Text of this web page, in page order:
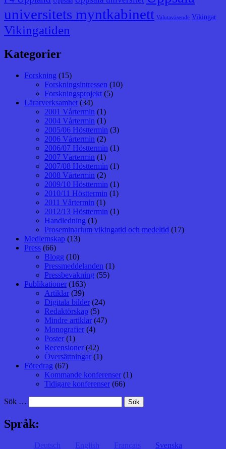
universitets myntkabinett Valutaväsende Vikingar
Vikingatiden
Kategorier
Forskning (15)
Forskningsintressen (10)
Forskningsprojekt (5)
Lärarverksamhet (34)
2001 Vårtermin (1)
2004 Vårtermin (1)
2005/06 Hösttermin (3)
2006 Vårtermin (2)
2006/07 Hösttermin (1)
2007 Vårtermin (1)
2007/08 Hösttermin (1)
2008 Vårtermin (2)
2009/10 Hösttermin (1)
2010/11 Hösttermin (1)
2011 Vårtermin (1)
2012/13 Hösttermin (1)
Handledning (1)
Proseminarium vikingatid och medeltid (17)
Medlemskap (13)
Press (66)
Blogg (10)
Pressmeddelanden (1)
Pressbevakning (55)
Publikationer (163)
Artiklar (39)
Digitala bilder (24)
Redaktörskap (5)
Mindre artiklar (47)
Monografier (4)
Poster (1)
Recensioner (42)
Översättningar (1)
Föredrag (67)
Kommande konferenser (1)
Tidigare konferenser (66)
Sök …
Språk:
Deutsch English Français Svenska